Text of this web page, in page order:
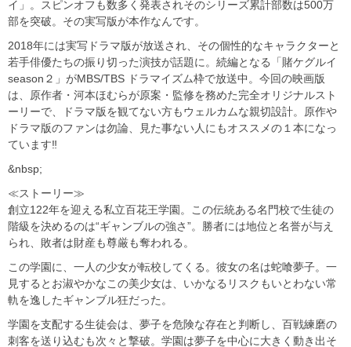
イ」。スピンオフも数多く発表されそのシリーズ累計部数は500万
部を突破。その実写版が本作なんです。
2018年には実写ドラマ版が放送され、その個性的なキャラクターと
若手俳優たちの振り切った演技が話題に。続編となる「賭ケグルイ
season２」がMBS/TBS ドラマイズム枠で放送中。今回の映画版
は、原作者・河本ほむらが原案・監修を務めた完全オリジナルスト
ーリーで、ドラマ版を観てない方もウェルカムな親切設計。原作や
ドラマ版のファンは勿論、見た事ない人にもオススメの１本になっ
ています‼
&nbsp;
≪ストーリー≫
創立122年を迎える私立百花王学園。この伝統ある名門校で生徒の
階級を決めるのは“ギャンブルの強さ”。勝者には地位と名誉が与え
られ、敗者は財産も尊厳も奪われる。
この学園に、一人の少女が転校してくる。彼女の名は蛇喰夢子。一
見するとお淑やかなこの美少女は、いかなるリスクもいとわない常
軌を逸したギャンブル狂だった。
学園を支配する生徒会は、夢子を危険な存在と判断し、百戦練磨の
刺客を送り込むも次々と撃破。学園は夢子を中心に大きく動き出そ